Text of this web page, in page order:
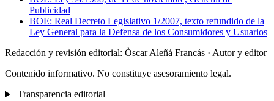
Publicidad
BOE: Real Decreto Legislativo 1/2007, texto refundido de la
Ley General para la Defensa de los Consumidores y Usuarios
Redacción y revisión editorial: Òscar Aleñá Francás · Autor y editor
Contenido informativo. No constituye asesoramiento legal.
Transparencia editorial